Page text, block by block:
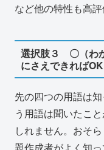
など他の特性も高
選択肢３ 〇（わ
にさえできればOK
先の四つの用語は
う用語は聞いたこ
しれません。おそ